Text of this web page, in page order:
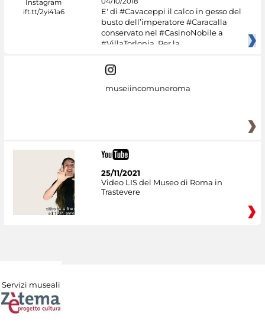
E' di #Cavaceppi il calco in gesso del
busto dell’imperatore #Caracalla
conservato nel #CasinoNobile a
#VillaTorlonia. Per la
museiincomuneroma
25/11/2021
Video LIS del Museo di Roma in
Trastevere
Servizi museali